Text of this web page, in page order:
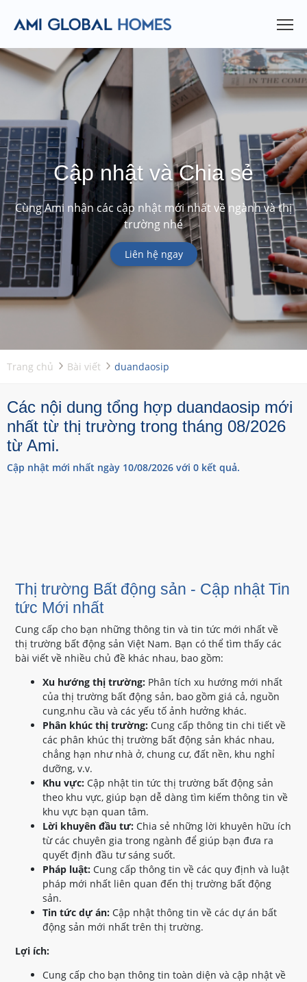
Cập nhật và Chia sẻ
Cùng Ami nhận các cập nhật mới nhất về ngành và thị
trường nhé
Liên hệ ngay
Trang chủ Bài viết duandaosip
Các nội dung tổng hợp duandaosip mới
nhất từ thị trường trong tháng 08/2026
từ Ami.
Cập nhật mới nhất ngày 10/08/2026 với 0 kết quả.
Thị trường Bất động sản - Cập nhật Tin
tức Mới nhất
Cung cấp cho bạn những thông tin và tin tức mới nhất về
thị trường bất động sản Việt Nam. Bạn có thể tìm thấy các
bài viết về nhiều chủ đề khác nhau, bao gồm:
Xu hướng thị trường: Phân tích xu hướng mới nhất
của thị trường bất động sản, bao gồm giá cả, nguồn
cung,nhu cầu và các yếu tố ảnh hưởng khác.
Phân khúc thị trường: Cung cấp thông tin chi tiết về
các phân khúc thị trường bất động sản khác nhau,
chẳng hạn như nhà ở, chung cư, đất nền, khu nghỉ
dưỡng, v.v.
Khu vực: Cập nhật tin tức thị trường bất động sản
theo khu vực, giúp bạn dễ dàng tìm kiếm thông tin về
khu vực bạn quan tâm.
Lời khuyên đầu tư: Chia sẻ những lời khuyên hữu ích
từ các chuyên gia trong ngành để giúp bạn đưa ra
quyết định đầu tư sáng suốt.
Pháp luật: Cung cấp thông tin về các quy định và luật
pháp mới nhất liên quan đến thị trường bất động
sản.
Tin tức dự án: Cập nhật thông tin về các dự án bất
động sản mới nhất trên thị trường.
Lợi ích:
Cung cấp cho bạn thông tin toàn diện và cập nhật về